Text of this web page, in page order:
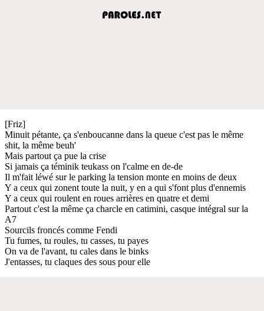
[Friz]
Minuit pétante, ça s'enboucanne dans la queue c'est pas le même
shit, la même beuh'
Mais partout ça pue la crise
Si jamais ça téminik teukass on l'calme en de-de
Il m'fait léwé sur le parking la tension monte en moins de deux
Y a ceux qui zonent toute la nuit, y en a qui s'font plus d'ennemis
Y a ceux qui roulent en roues arrières en quatre et demi
Partout c'est la même ça charcle en catimini, casque intégral sur la
A7
Sourcils froncés comme Fendi
Tu fumes, tu roules, tu casses, tu payes
On va de l'avant, tu cales dans le binks
J'entasses, tu claques des sous pour elle